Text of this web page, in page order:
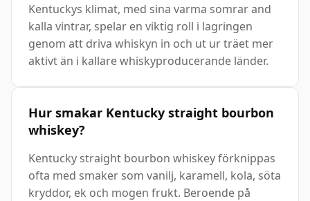
Kentuckys klimat, med sina varma somrar and
kalla vintrar, spelar en viktig roll i lagringen
genom att driva whiskyn in och ut ur träet mer
aktivt än i kallare whiskyproducerande länder.
Hur smakar Kentucky straight bourbon
whiskey?
Kentucky straight bourbon whiskey förknippas
ofta med smaker som vanilj, karamell, kola, söta
kryddor, ek och mogen frukt. Beroende på